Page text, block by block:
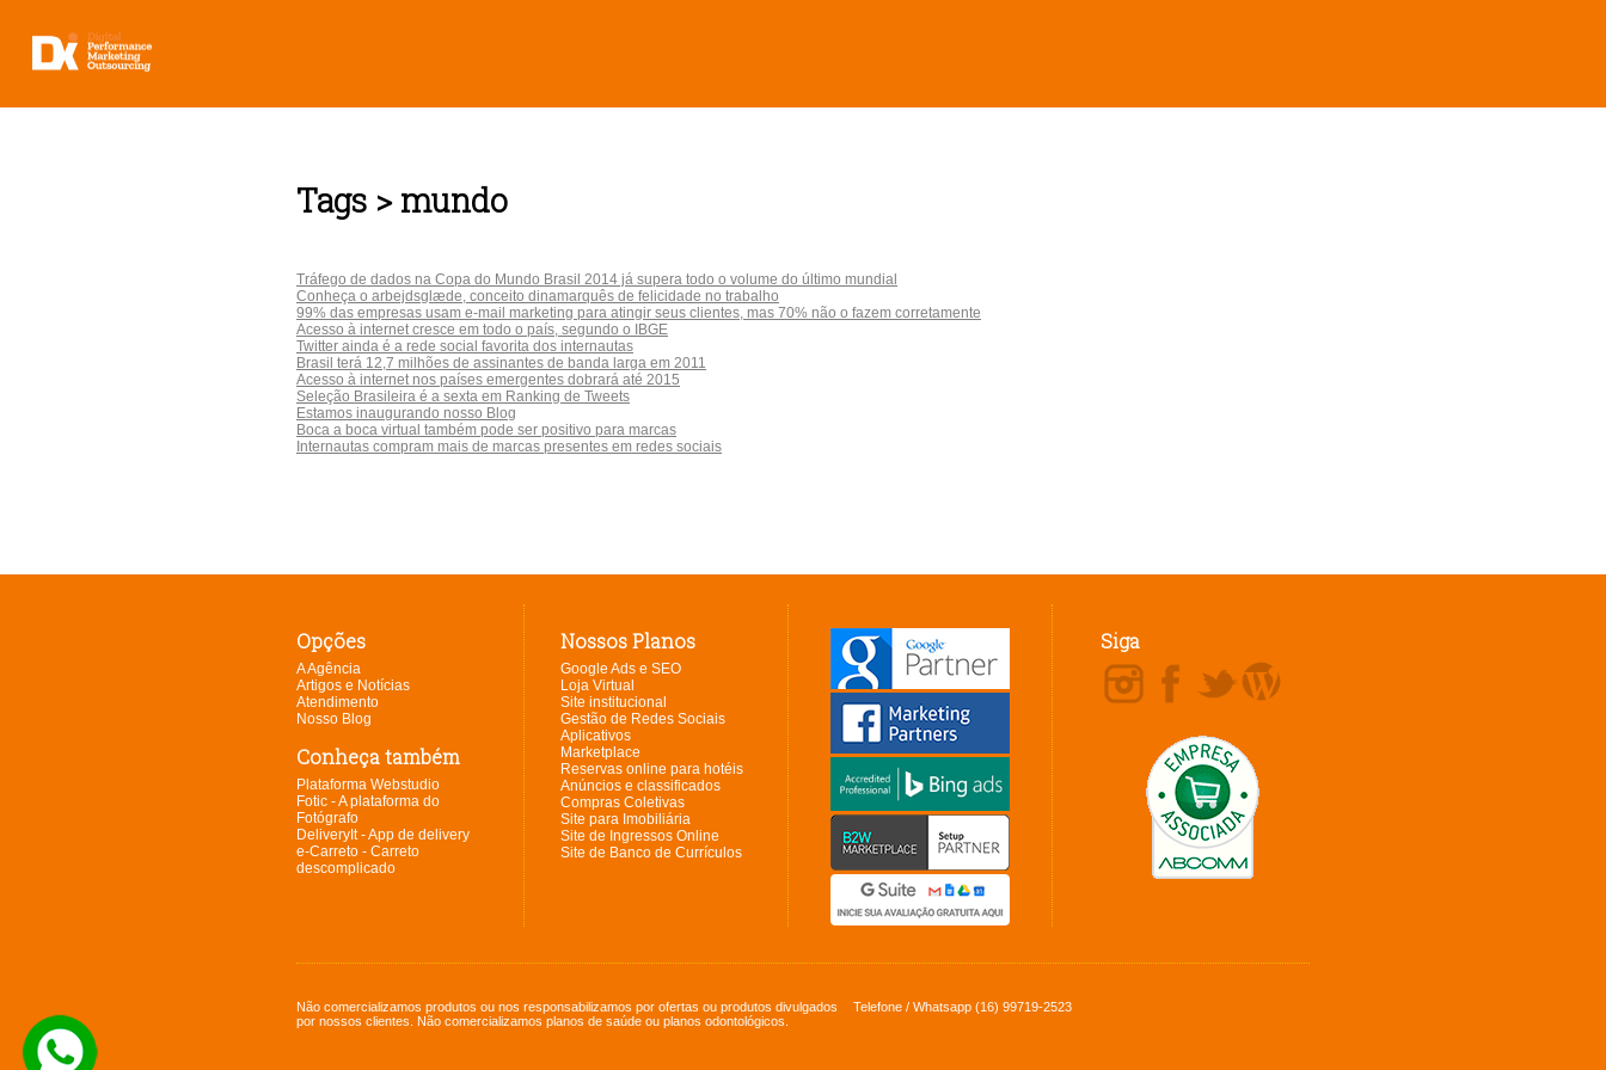
Tags > mundo
Tráfego de dados na Copa do Mundo Brasil 2014 já supera todo o volume do último mundial
Conheça o arbejdsglæde, conceito dinamarquês de felicidade no trabalho
99% das empresas usam e-mail marketing para atingir seus clientes, mas 70% não o fazem corretamente
Acesso à internet cresce em todo o país, segundo o IBGE
Twitter ainda é a rede social favorita dos internautas
Brasil terá 12,7 milhões de assinantes de banda larga em 2011
Acesso à internet nos países emergentes dobrará até 2015
Seleção Brasileira é a sexta em Ranking de Tweets
Estamos inaugurando nosso Blog
Boca a boca virtual também pode ser positivo para marcas
Internautas compram mais de marcas presentes em redes sociais
Opções
A Agência
Artigos e Notícias
Atendimento
Nosso Blog
Conheça também
Plataforma Webstudio
Fotic - A plataforma do
Fotógrafo
DeliveryIt - App de delivery
e-Carreto - Carreto
descomplicado
Nossos Planos
Google Ads e SEO
Loja Virtual
Site institucional
Gestão de Redes Sociais
Aplicativos
Marketplace
Reservas online para hotéis
Anúncios e classificados
Compras Coletivas
Site para Imobiliária
Site de Ingressos Online
Site de Banco de Currículos
Siga
Não comercializamos produtos ou nos responsabilizamos por ofertas ou produtos divulgados
por nossos clientes. Não comercializamos planos de saúde ou planos odontológicos.
Telefone / Whatsapp(16) 99719-2523